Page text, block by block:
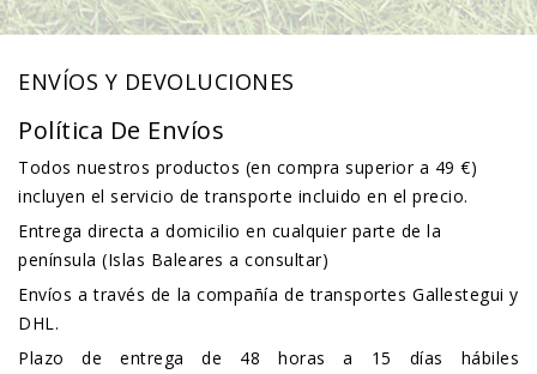
ENVÍOS Y DEVOLUCIONES
Política De Envíos
Todos nuestros productos (en compra superior a 49 €)
incluyen el servicio de transporte incluido en el precio.
Entrega directa a domicilio en cualquier parte de la
península (Islas Baleares a consultar)
Envíos a través de la compañía de transportes Gallestegui y
DHL.
Plazo de entrega de 48 horas a 15 días hábiles